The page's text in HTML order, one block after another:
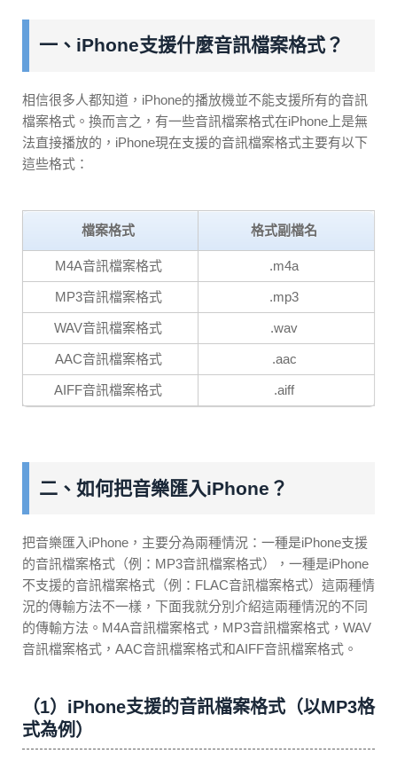
一、iPhone支援什麼音訊檔案格式？
相信很多人都知道，iPhone的播放機並不能支援所有的音訊
檔案格式。換而言之，有一些音訊檔案格式在iPhone上是無
法直接播放的，iPhone現在支援的音訊檔案格式主要有以下
這些格式：
檔案格式 格式副檔名
M4A音訊檔案格式 .m4a
MP3音訊檔案格式 .mp3
WAV音訊檔案格式 .wav
AAC音訊檔案格式 .aac
AIFF音訊檔案格式 .aiff
二、如何把音樂匯入iPhone？
把音樂匯入iPhone，主要分為兩種情況：一種是iPhone支援
的音訊檔案格式（例：MP3音訊檔案格式），一種是iPhone
不支援的音訊檔案格式（例：FLAC音訊檔案格式）這兩種情
況的傳輸方法不一樣，下面我就分別介紹這兩種情況的不同
的傳輸方法。M4A音訊檔案格式，MP3音訊檔案格式，WAV
音訊檔案格式，AAC音訊檔案格式和AIFF音訊檔案格式。
（1）iPhone支援的音訊檔案格式（以MP3格
式為例）